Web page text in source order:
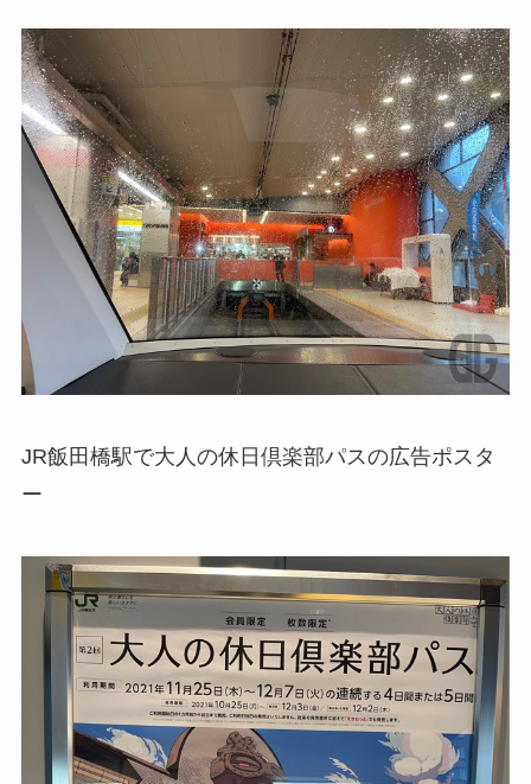
JR飯田橋駅で大人の休日倶楽部パスの広告ポスタ
ー